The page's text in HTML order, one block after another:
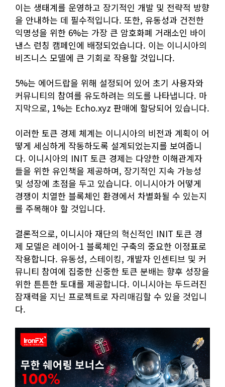
이는 생태계를 운영하고 장기적인 개발 및 전략적 방향
을 안내하는 데 필수적입니다. 또한, 유동성과 건전한
익명성을 위한 6%는 가장 큰 암호화폐 거래소인 바이
낸스 런칭 캠페인에 배정되었습니다. 이는 이니시아의
비즈니스 모델에 큰 기회로 작용할 것입니다.
5%는 에어드랍을 위해 설정되어 있어 초기 사용자와
커뮤니티의 참여를 유도하려는 의도를 나타냅니다. 마
지막으로, 1%는 Echo.xyz 판매에 할당되어 있습니다.
이러한 토큰 경제 체계는 이니시아의 비전과 계획이 어
떻게 세심하게 작동하도록 설계되었는지를 보여줍니
다. 이니시아의 INIT 토큰 경제는 다양한 이해관계자
들을 위한 유인책을 제공하며, 장기적인 지속 가능성
및 성장에 초점을 두고 있습니다. 이니시아가 어떻게
경쟁이 치열한 블록체인 환경에서 차별화될 수 있는지
를 주목해야 할 것입니다.
결론적으로, 이니시아 재단의 혁신적인 INIT 토큰 경
제 모델은 레이어-1 블록체인 구축의 중요한 이정표로
작용합니다. 유동성, 스테이킹, 개발자 인센티브 및 커
뮤니티 참여에 집중한 신중한 토큰 분배는 향후 성장을
위한 튼튼한 토대를 제공합니다. 이니시아는 두드러진
잠재력을 지닌 프로젝트로 자리매김할 수 있을 것입니
다.